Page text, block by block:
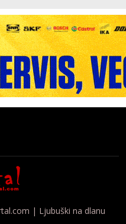
| Ljubuški na dlanu